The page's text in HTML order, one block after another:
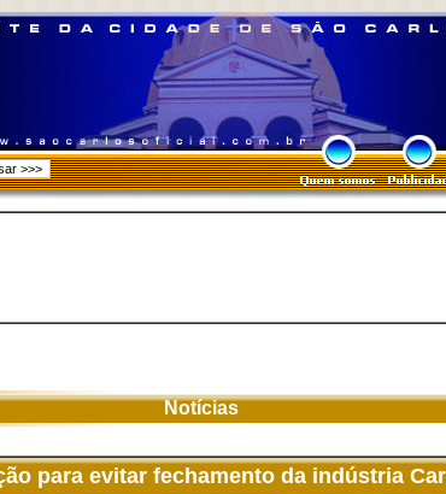
Notícias
para evitar fechamento da indústria